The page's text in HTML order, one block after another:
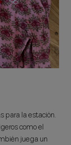
para la estación.
como el
juega un